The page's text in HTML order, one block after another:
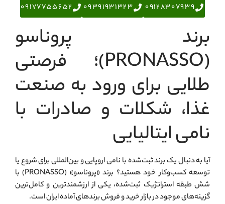
09128307939
09391931323
09177755652
برند پروناسو
(PRONASSO)؛ فرصتی
طلایی برای ورود به صنعت
غذا، شکلات و صادرات با
نامی ایتالیایی
آیا به دنبال یک برند ثبت‌شده با نامی اروپایی و بین‌المللی برای شروع یا
توسعه کسب‌وکار خود هستید؟ برند «پروناسو» (PRONASSO) با
شش طبقه استراتژیک ثبت‌شده، یکی از ارزشمندترین و کامل‌ترین
گزینه‌های موجود در بازار خرید و فروش برندهای آماده ایران است.